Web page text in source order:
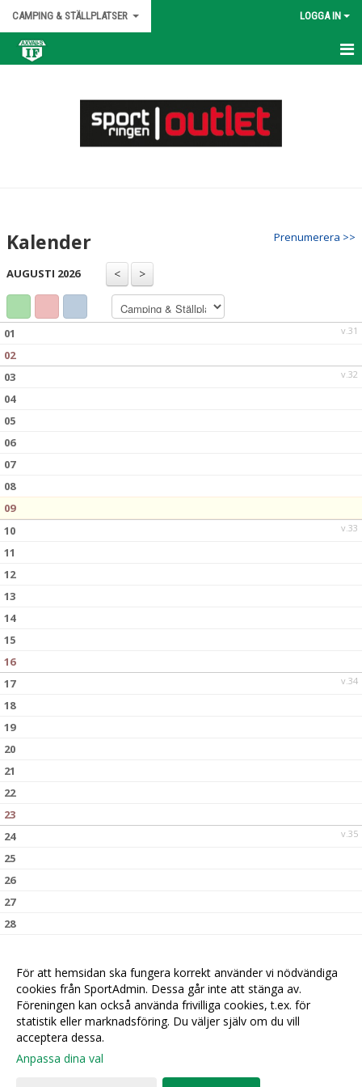
CAMPING & STÄLLPLATSER LOGGA IN
KONTAKT
Prenumerera >>
Kalender
AUGUSTI 2026
v.31
01
02
v.32
03
04
05
06
07
08
09
v.33
10
11
12
13
14
15
16
v.34
17
18
19
20
21
22
23
v.35
24
25
26
27
28
För att hemsidan ska fungera korrekt använder vi nödvändiga
cookies från SportAdmin. Dessa går inte att stänga av.
Föreningen kan också använda frivilliga cookies, t.ex. för
statistik eller marknadsföring. Du väljer själv om du vill
acceptera dessa.
Anpassa dina val